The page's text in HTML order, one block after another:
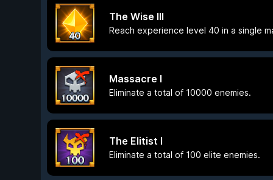
The Wise III
Reach experience level 40 in a single
Massacre I
Eliminate a total of 10000 enemies.
The Elitist I
Eliminate a total of 100 elite enemies.